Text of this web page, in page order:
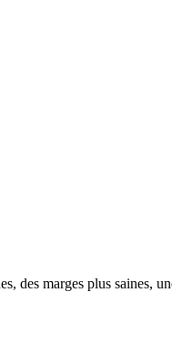
des marges plus saines,